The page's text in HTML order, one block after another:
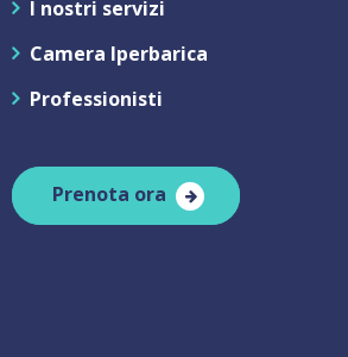
I nostri servizi
Camera Iperbarica
Professionisti
Prenota ora